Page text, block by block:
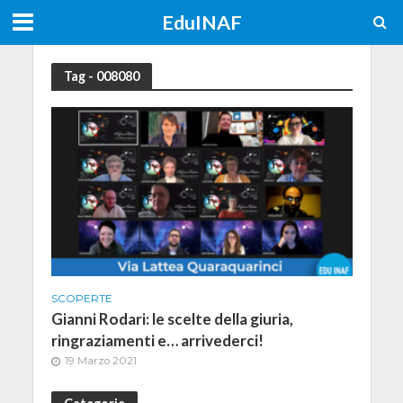
EduINAF
Tag - 008080
SCOPERTE
Gianni Rodari: le scelte della giuria,
ringraziamenti e… arrivederci!
19 Marzo 2021